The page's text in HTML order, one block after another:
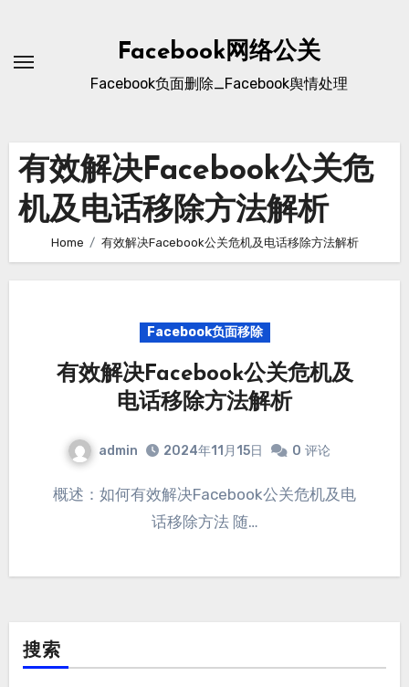
content
Facebook网络公关
Facebook负面删除_Facebook舆情处理
有效解决Facebook公关危
机及电话移除方法解析
Home 有效解决Facebook公关危机及电话移除方法解析
Facebook负面移除
有效解决Facebook公关危机及
电话移除方法解析
admin 2024年11月15日 0 评论
概述：如何有效解决Facebook公关危机及电
话移除方法 随…
搜索